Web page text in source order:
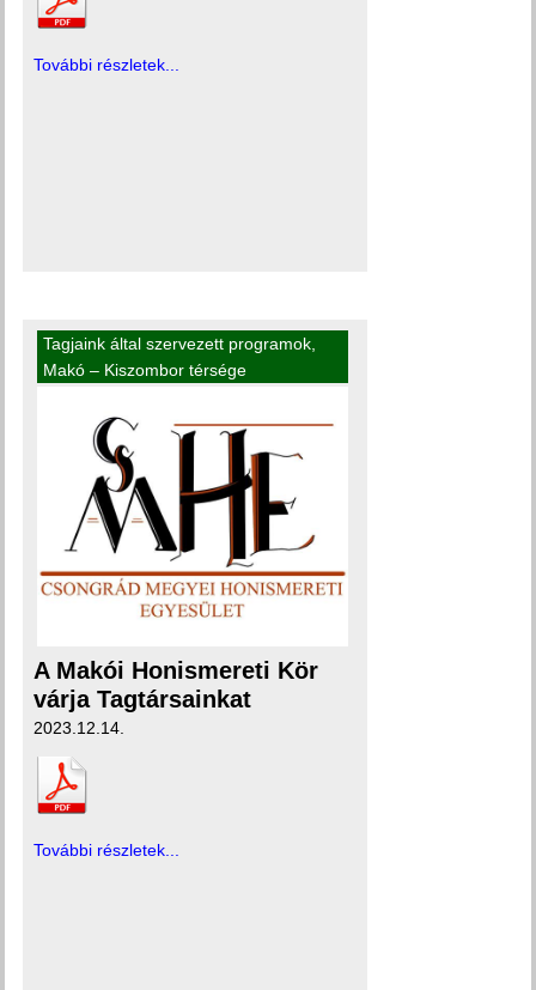
További részletek...
Tagjaink által szervezett programok
Makó – Kiszombor térsége
A Makói Honismereti Kör
várja Tagtársainkat
2023.12.14.
További részletek...